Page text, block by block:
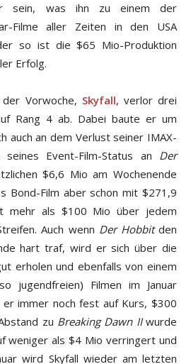
sein, was ihn zu einem der
Filme aller Zeiten in den USA
so ist die $65 Mio-Produktion
Erfolg.
Vorwoche, Skyfall, verlor drei
Rang 4 ab. Dabei baute er um
auch an dem Verlust seiner IMAX-
Event-Film-Status an Der
$6,6 Mio am Wochenende
Bond-Film aber schon mit $271,9
mehr als $100 Mio über jedem
Auch wenn Der Hobbitden
hart traf, wird er sich über die
erholen und ebenfalls von einem
jugendfreien) Filmen im Januar
immer noch fest auf Kurs, $300
zu Breaking Dawn IIwurde
weniger als $4 Mio verringert und
wird Skyfall wieder am letzten